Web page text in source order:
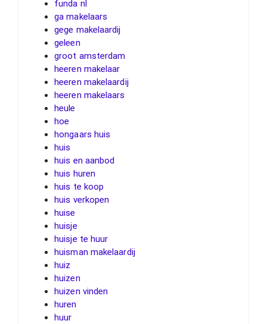
funda nl
ga makelaars
gege makelaardij
geleen
groot amsterdam
heeren makelaar
heeren makelaardij
heeren makelaars
heule
hoe
hongaars huis
huis
huis en aanbod
huis huren
huis te koop
huis verkopen
huise
huisje
huisje te huur
huisman makelaardij
huiz
huizen
huizen vinden
huren
huur